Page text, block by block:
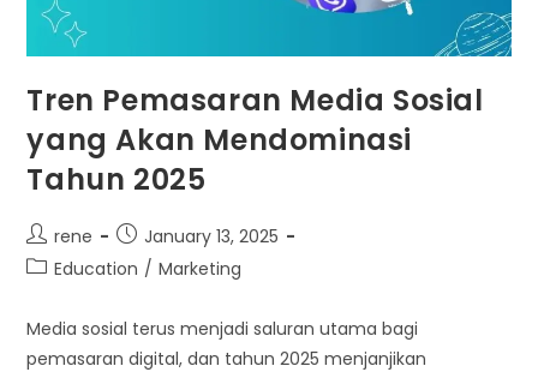
Tren Pemasaran Media Sosial
yang Akan Mendominasi
Tahun 2025
Post
author:
rene
Post
published:
January 13, 2025
PostEducation / Marketing
Media sosial terus menjadi saluran utama bagi
pemasaran digital, dan tahun 2025 menjanjikan